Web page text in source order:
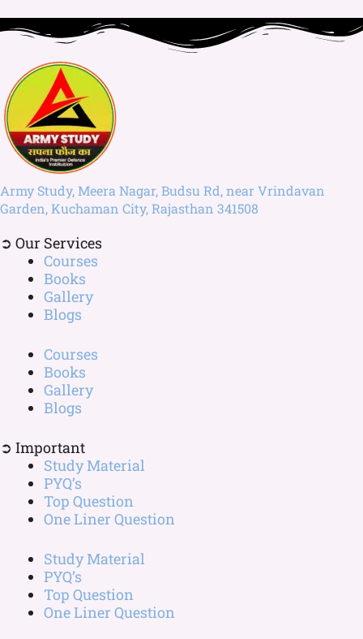
Army Study, Meera Nagar, Budsu Rd, near Vrindavan
Garden, Kuchaman City, Rajasthan 341508
➲ Our Services
Courses
Books
Gallery
Blogs
Courses
Books
Gallery
Blogs
➲ Important
Study Material
PYQ’s
Top Question
One Liner Question
Study Material
PYQ’s
Top Question
One Liner Question